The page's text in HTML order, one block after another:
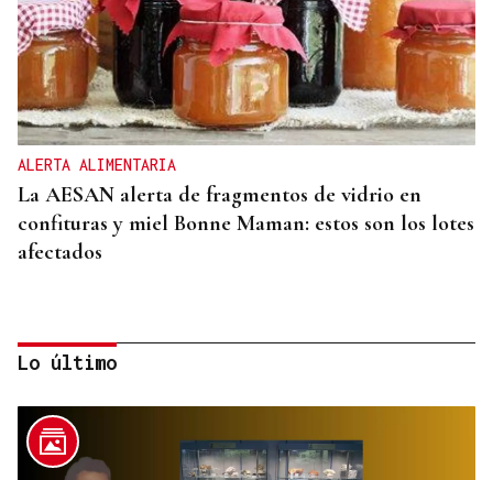
ALERTA ALIMENTARIA
La AESAN alerta de fragmentos de vidrio en
confituras y miel Bonne Maman: estos son los lotes
afectados
Lo último